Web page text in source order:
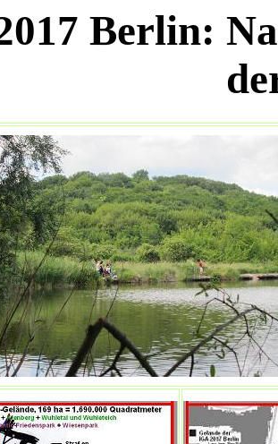
Berlin: